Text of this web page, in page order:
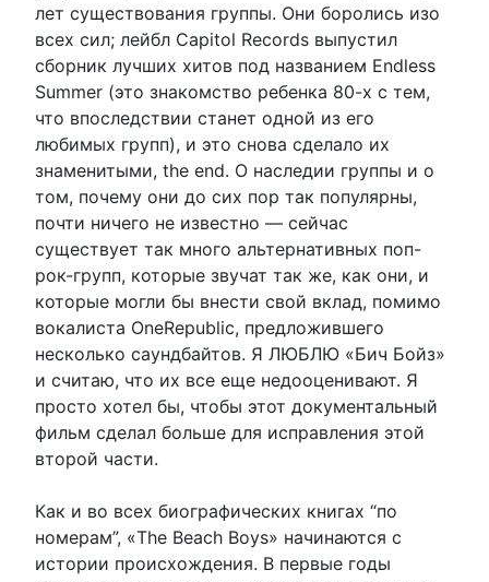
лет существования группы. Они боролись изо
всех сил; лейбл Capitol Records выпустил
сборник лучших хитов под названием Endless
Summer (это знакомство ребенка 80-х с тем,
что впоследствии станет одной из его
любимых групп), и это снова сделало их
знаменитыми, the end. О наследии группы и о
том, почему они до сих пор так популярны,
почти ничего не известно — сейчас
существует так много альтернативных поп-
рок-групп, которые звучат так же, как они, и
которые могли бы внести свой вклад, помимо
вокалиста OneRepublic, предложившего
несколько саундбайтов. Я ЛЮБЛЮ «Бич Бойз»
и считаю, что их все еще недооценивают. Я
просто хотел бы, чтобы этот документальный
фильм сделал больше для исправления этой
второй части.
Как и во всех биографических книгах “по
номерам”, «The Beach Boys» начинаются с
истории происхождения. В первые годы